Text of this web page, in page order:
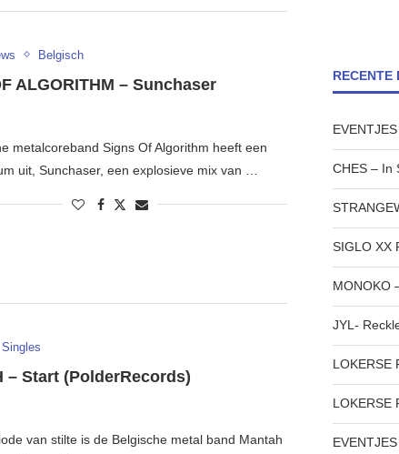
Belgisch
ALGORITHM – Sunchaser
metalcoreband Signs Of Algorithm heeft een
uit, Sunchaser, een explosieve mix van …
Singles
– Start (PolderRecords)
van stilte is de Belgische metal band Mantah
RECENTE
CHES – In
SIGLO XX
MONOKO
JYL-
LOKERSE
LOKERSE